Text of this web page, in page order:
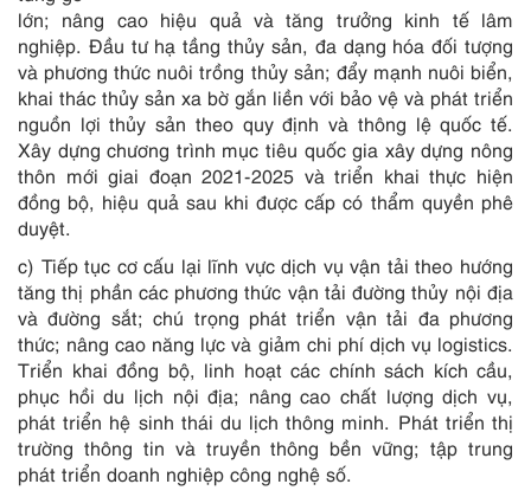
lớn; nâng cao hiệu quả và tăng trưởng kinh tế lâm
nghiệp. Đầu tư hạ tầng thủy sản, đa dạng hóa đối tượng
và phương thức nuôi trồng thủy sản; đẩy mạnh nuôi biển,
khai thác thủy sản xa bờ gắn liền với bảo vệ và phát triển
nguồn lợi thủy sản theo quy định và thông lệ quốc tế.
Xây dựng chương trình mục tiêu quốc gia xây dựng nông
thôn mới giai đoạn 2021-2025 và triển khai thực hiện
đồng bộ, hiệu quả sau khi được cấp có thẩm quyền phê
duyệt.
c) Tiếp tục cơ cấu lại lĩnh vực dịch vụ vận tải theo hướng
tăng thị phần các phương thức vận tải đường thủy nội địa
và đường sắt; chú trọng phát triển vận tải đa phương
thức; nâng cao năng lực và giảm chi phí dịch vụ logistics.
Triển khai đồng bộ, linh hoạt các chính sách kích cầu,
phục hồi du lịch nội địa; nâng cao chất lượng dịch vụ,
phát triển hệ sinh thái du lịch thông minh. Phát triển thị
trường thông tin và truyền thông bền vững; tập trung
phát triển doanh nghiệp công nghệ số.